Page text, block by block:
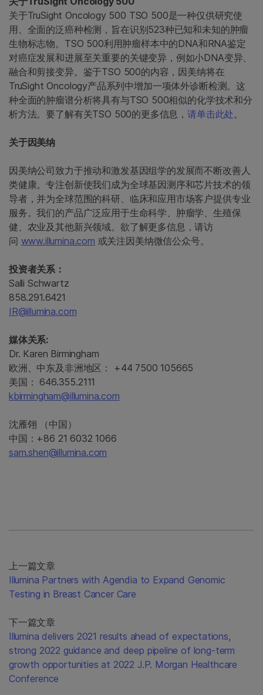
关于TruSight Oncology 500 TSO 500是一种仅供研究使
用、全面的泛癌种检测，旨在识别523种已知和未知的肿瘤
生物标志物。TSO 500利用肿瘤样本中的DNA和RNA鉴定
对癌症发展和进展至关重要的关键变异，例如小DNA变异、
融合和剪接变异。鉴于TSO 500的内容，因美纳将在
TruSight Oncology产品系列中增加一项体外诊断检测。这
种全面的肿瘤谱分析将具有与TSO 500相似的化学技术和分
析方法。要了解有关TSO 500的更多信息，请单击此处。
关于因美纳
因美纳公司致力于推动和激发基因组学的发展而不断改善人
类健康。专注创新使我们成为全球基因测序和芯片技术的领
导者，并为全球范围的科研、临床和应用市场客户提供专业
服务。我们的产品广泛应用于生命科学、肿瘤学、生殖保
健、农业及其他新兴领域。欲了解更多信息，请访
问 www.illumina.com 或关注因美纳微信公众号。
投资者关系：
Salli Schwartz
858.291.6421
IR@illumina.com
媒体关系:
Dr. Karen Birmingham
欧洲、中东及非洲地区： +44 7500 105665
美国： 646.355.2111
kbirmingham@illumina.com
沈雁翎 （中国）
中国：+86 21 6032 1066
sam.shen@illumina.com
上一篇文章
Illumina Partners with Agendia to Expand Genomic
Testing in Breast Cancer Care
下一篇文章
Illumina delivers 2021 results ahead of expectations,
strong 2022 guidance and deep pipeline of long-term
growth opportunities at 2022 J.P. Morgan Healthcare
Conference